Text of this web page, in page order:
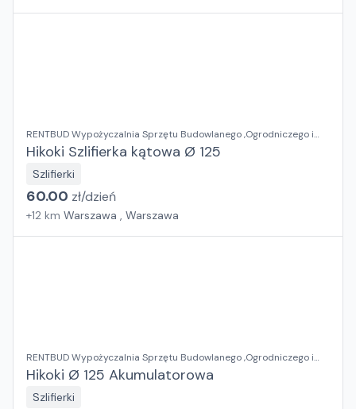
RENTBUD Wypożyczalnia Sprzętu Budowlanego ,Ogrodniczego i
Elektronarzędzi
Hikoki Szlifierka kątowa Ø 125
Szlifierki
60.00 zł/dzień
+12 km Warszawa , Warszawa
RENTBUD Wypożyczalnia Sprzętu Budowlanego ,Ogrodniczego i
Elektronarzędzi
Hikoki Ø 125 Akumulatorowa
Szlifierki